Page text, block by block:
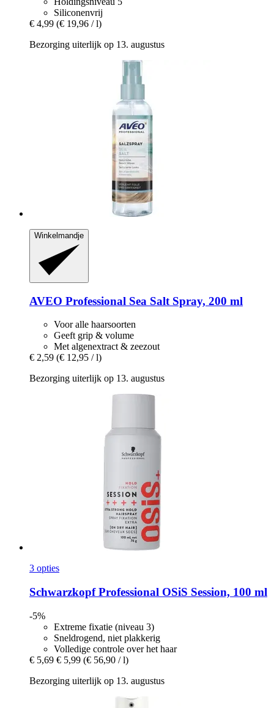
Siliconenvrij
€ 4,99 (€ 19,96 / l)
Bezorging uiterlijk op 13. augustus
Winkelmandje
AVEO Professional Sea Salt Spray, 200 ml
Voor alle haarsoorten
Geeft grip & volume
Met algenextract & zeezout
€ 2,59 (€ 12,95 / l)
Bezorging uiterlijk op 13. augustus
3 opties
Schwarzkopf Professional OSiS Session, 100 ml
-5%
Extreme fixatie (niveau 3)
Sneldrogend, niet plakkerig
Volledige controle over het haar
€ 5,69 € 5,99 (€ 56,90 / l)
Bezorging uiterlijk op 13. augustus